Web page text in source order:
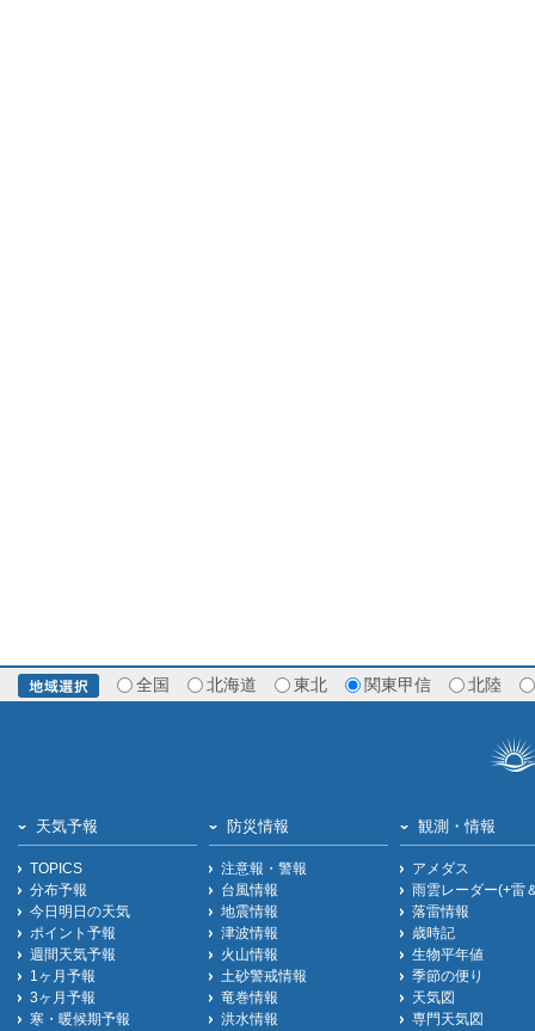
全国 北海道 東北 関東甲信 北陸
天気予報
TOPICS
分布予報
今日明日の天気
ポイント予報
週間天気予報
1ヶ月予報
3ヶ月予報
寒・暖候期予報
防災情報
注意報・警報
台風情報
地震情報
津波情報
火山情報
土砂警戒情報
竜巻情報
洪水情報
観測・情報
アメダス
雨雲レーダー(+雷
落雷情報
歳時記
生物平年値
季節の便り
天気図
専門天気図